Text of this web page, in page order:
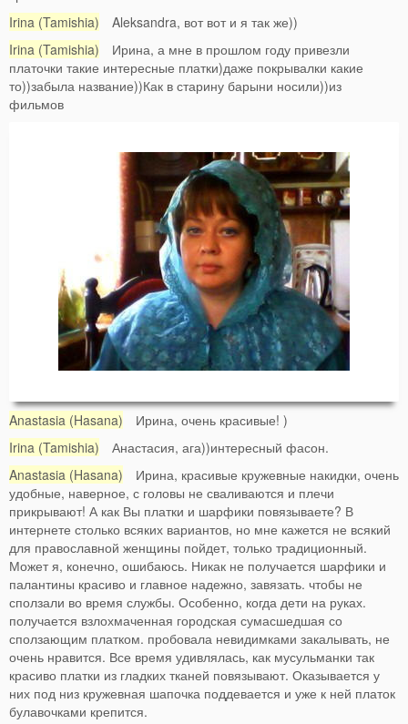
Irina (Tamishia) Aleksandra, вот вот и я так же))
Irina (Tamishia) Ирина, а мне в прошлом году привезли
платочки такие интересные платки)даже покрывалки какие
то))забыла название))Как в старину барыни носили))из
фильмов
Anastasia (Hasana) Ирина, очень красивые! )
Irina (Tamishia) Анастасия, ага))интересный фасон.
Anastasia (Hasana) Ирина, красивые кружевные накидки, очень
удобные, наверное, с головы не сваливаются и плечи
прикрывают! А как Вы платки и шарфики повязываете? В
интернете столько всяких вариантов, но мне кажется не всякий
для православной женщины пойдет, только традиционный.
Может я, конечно, ошибаюсь. Никак не получается шарфики и
палантины красиво и главное надежно, завязать. чтобы не
сползали во время службы. Особенно, когда дети на руках.
получается взлохмаченная городская сумасшедшая со
сползающим платком. пробовала невидимками закалывать, не
очень нравится. Все время удивлялась, как мусульманки так
красиво платки из гладких тканей повязывают. Оказывается у
них под низ кружевная шапочка поддевается и уже к ней платок
булавочками крепится.